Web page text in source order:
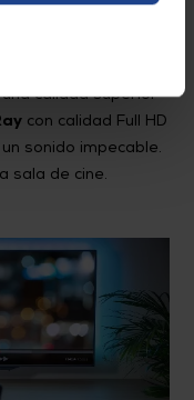
calidad superior
con calidad Full HD
sonido impecable.
sala de cine.